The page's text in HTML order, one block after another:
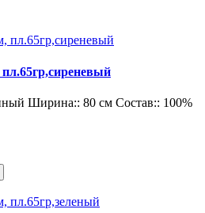
Ширина:: 80 см Состав:: 100%